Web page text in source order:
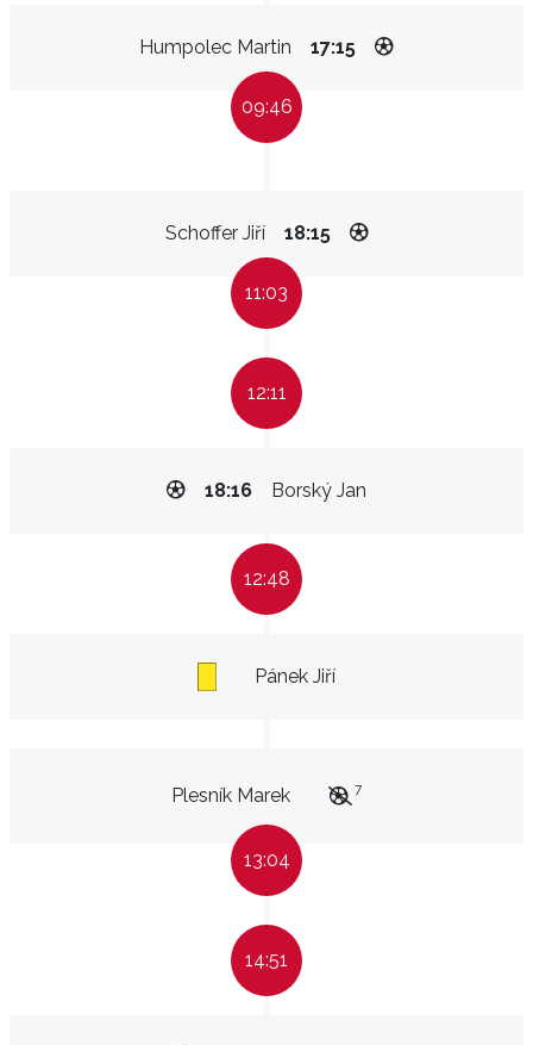
Humpolec Martin 17:15
09:46
Schoffer Jiří 18:15
11:03
12:11
Borský Jan
18:16
12:48
Pánek Jiří
Plesník Marek 7
13:04
14:51